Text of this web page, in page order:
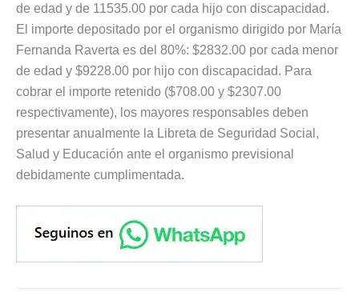
de edad y de 11535.00 por cada hijo con discapacidad.
El importe depositado por el organismo dirigido por María
Fernanda Raverta es del 80%: $2832.00 por cada menor
de edad y $9228.00 por hijo con discapacidad. Para
cobrar el importe retenido ($708.00 y $2307.00
respectivamente), los mayores responsables deben
presentar anualmente la Libreta de Seguridad Social,
Salud y Educación ante el organismo previsional
debidamente cumplimentada.